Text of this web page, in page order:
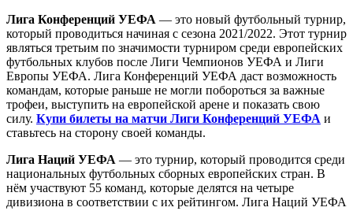
Лига Конференций УЕФА — это новый футбольный турнир,
который проводиться начиная с сезона 2021/2022. Этот турнир
являться третьим по значимости турниром среди европейских
футбольных клубов после Лиги Чемпионов УЕФА и Лиги
Европы УЕФА. Лига Конференций УЕФА даст возможность
командам, которые раньше не могли побороться за важные
трофеи, выступить на европейской арене и показать свою
силу. Купи билеты на матчи Лиги Конференций УЕФА и
ставьтесь на сторону своей команды.
Лига Наций УЕФА — это турнир, который проводится среди
национальных футбольных сборных европейских стран. В
нём участвуют 55 команд, которые делятся на четыре
дивизиона в соответствии с их рейтингом. Лига Наций УЕФА